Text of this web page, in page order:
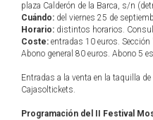
plaza Calderón de la Barca, s/n
Cuándo: del viernes 25 de
Horario: distintos horarios.
Coste: entradas 10 euros.
Abono general 80 euros. Abono 5
Entradas a la venta en la taquilla
Cajasoltickets.
Programación del II Festival